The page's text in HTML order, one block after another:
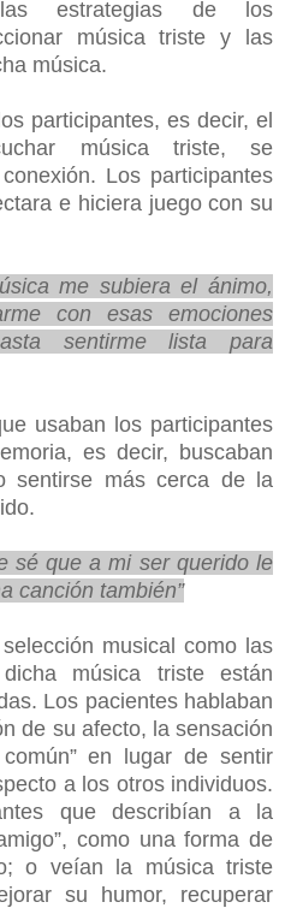
las estrategias de los
música triste y las
música.
participantes, es decir, el
música triste, se
Los participantes
e hiciera juego con su
me subiera el ánimo,
con esas emociones
sentirme lista para
usaban los participantes
es decir, buscaban
sentirse más cerca de la
sé que a mi ser querido le
canción también”
musical como las
música triste están
Los pacientes hablaban
de su afecto, la sensación
en lugar de sentir
a los otros individuos.
que describían a la
como una forma de
o veían la música triste
su humor, recuperar